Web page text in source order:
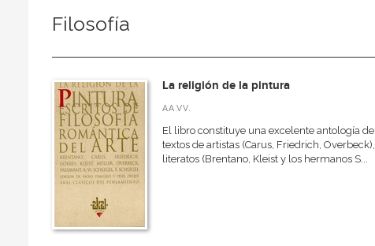
Filosofía
La religión de la pintura
AA.VV.
El libro constituye una excelente antología de
textos de artistas (Carus, Friedrich, Overbeck),
literatos (Brentano, Kleist y los hermanos S...